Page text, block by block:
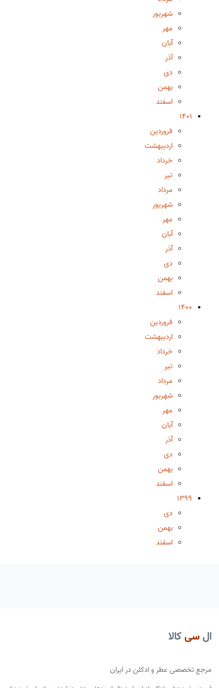
شهریور
مهر
آبان
آذر
دی
بهمن
اسفند
1401
فروردین
اردیبهشت
خرداد
تیر
مرداد
شهریور
مهر
آبان
آذر
دی
بهمن
اسفند
1400
فروردین
اردیبهشت
خرداد
تیر
مرداد
شهریور
مهر
آبان
آذر
دی
بهمن
اسفند
1399
دی
بهمن
اسفند
ال سی کالا
مرجع تخصصی عطر و ادکلن در ایران